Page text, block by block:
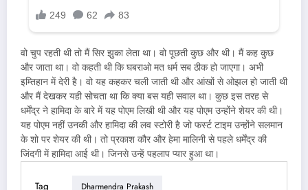
वो चुप रहती थी तो मैं सिर झुका लेता था। वो पूछती कुछ और थी। मैं कह कुछ
और जाता था। वो कहती थी कि घबराओ मत धर्म सब ठीक हो जाएगा। अभी
इम्तिहान में देरी है। वो यह कहकर चली जाती थी और आंखों से ओझल हो जाती थी
और मैं देखकर यही सोचता था कि क्या बस यही सवाल था। कुछ इस तरह से
धर्मेंद्र ने हामिदा के बारे में यह पोएम लिखी थी और यह पोएम उन्होंने शेयर की थी।
यह पोएम नहीं उनकी और हामिदा की लव स्टोरी है जो फर्स्ट टाइम उन्होंने सलमान
के शो पर शेयर की थी। तो प्रकाश कौर और हेमा मालिनी से पहले धर्मेंद्र की
जिंदगी में हामिदा आई थी। जिनसे उन्हें पहलाप प्यार हुआ था।
Tag Dharmendra Prakash